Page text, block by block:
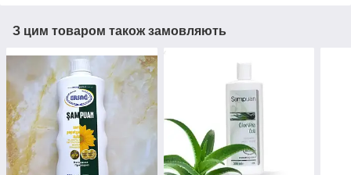
З цим товаром також замовляють